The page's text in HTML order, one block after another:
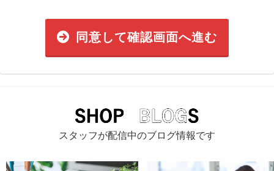
同意して確認画面へ進む
スタッフが配信中のブログ情報です